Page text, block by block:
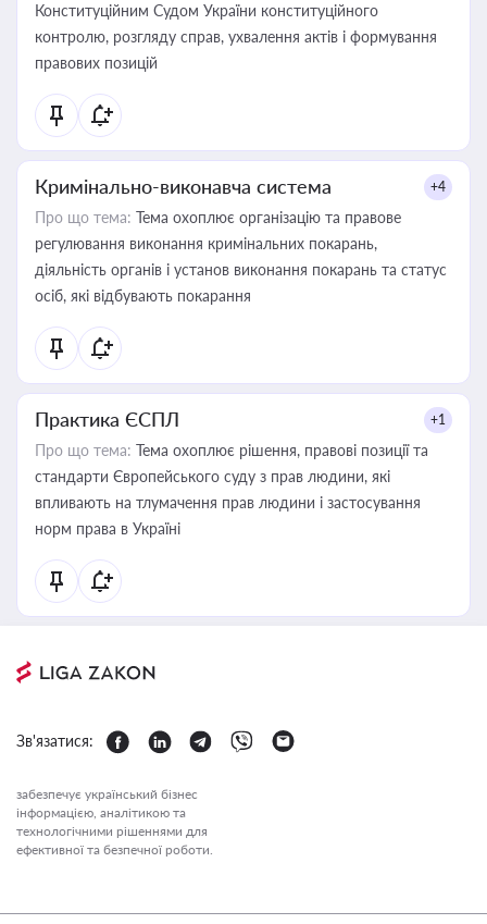
Конституційним Судом України конституційного
контролю, розгляду справ, ухвалення актів і формування
правових позицій
Кримінально-виконавча система +4
Про що тема: Тема охоплює організацію та правове
регулювання виконання кримінальних покарань,
діяльність органів і установ виконання покарань та статус
осіб, які відбувають покарання
Практика ЄСПЛ +1
Про що тема: Тема охоплює рішення, правові позиції та
стандарти Європейського суду з прав людини, які
впливають на тлумачення прав людини і застосування
норм права в Україні
Зв'язатися:
забезпечує український бізнес
інформацією, аналітикою та
технологічними рішеннями для
ефективної та безпечної роботи.